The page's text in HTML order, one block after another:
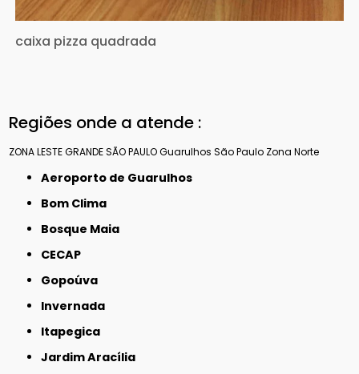
caixa pizza quadrada
Regiões onde a atende :
ZONA LESTEGRANDE SÃO PAULOGuarulhos São Paulo Zona Norte
Aeroporto de Guarulhos
Bom Clima
Bosque Maia
CECAP
Gopoúva
Invernada
Itapegica
Jardim Aracília